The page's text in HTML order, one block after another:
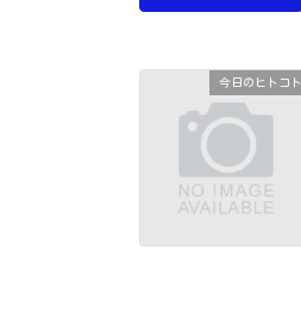
今日のヒトコト